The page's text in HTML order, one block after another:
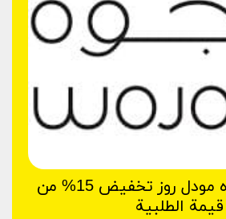
كود خصم وجوه مودل روز تخفيض 15% من
قيمة الطلبية